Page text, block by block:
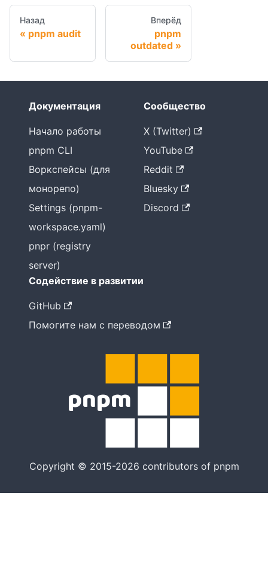
Назад
pnpm audit
Вперёд
pnpm
outdated
Документация
Начало работы
pnpm CLI
Воркспейсы (для
монорепо)
Settings (pnpm-
workspace.yaml)
pnpr (registry
server)
Сообщество
X (Twitter)
YouTube
Reddit
Bluesky
Discord
Содействие в развитии
GitHub
Помогите нам с переводом
Copyright © 2015-2026 contributors of pnpm